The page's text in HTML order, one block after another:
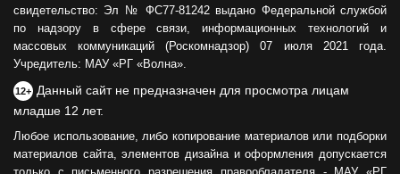
свидетельство: Эл № ФС77-81242 выдано Федеральной службой
по надзору в сфере связи, информационных технологий и
массовых коммуникаций (Роскомнадзор) 07 июля 2021 года.
Учредитель: МАУ «РГ «Волна».
12+ Данный сайт не предназначен для просмотра лицам
младше 12 лет.
Любое использование, либо копирование материалов или подборки
материалов сайта, элементов дизайна и оформления допускается